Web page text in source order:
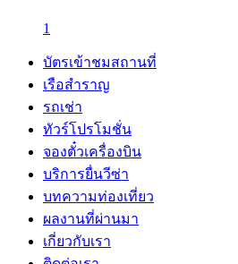
1
บัตรเข้าชมสถานที่
เรือสำราญ
รถเช่า
ทัวร์โปรโมชั่น
จองตั๋วเครื่องบิน
บริการยื่นวีซ่า
บทความท่องเที่ยว
ผลงานที่ผ่านมา
เกี่ยวกับเรา